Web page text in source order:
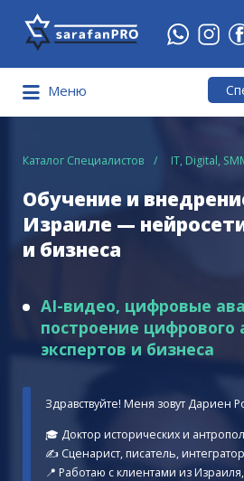
Что
Вы
ищете?
Меню
Каталог Специалистов IT, Digital,
Обучение и
Израиле —
и бизнеса
AI-видео, цифровые
построение цифрового
экспертов и бизнеса
Здравствуйте! Меня зовут Дариен
🎓 Доктор исторических и
✍️ Сценарист, писатель,
📍 Работаю с клиентами из